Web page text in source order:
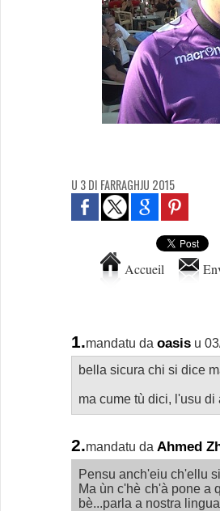
U 3 DI FARRAGHJU 2015
Accueil
1.mandatu da oasis u
bella sicura chi si dice
ma cume tù dici, l'usu di
2.mandatu da Ahmed
Pensu anch'eiu ch'ellu
Ma ùn c'hè ch'à pone a
bè...parla a nostra